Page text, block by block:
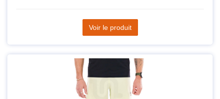
Voir le produit